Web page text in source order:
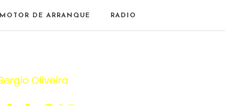
MOTOR DE ARRANQUE RADIO